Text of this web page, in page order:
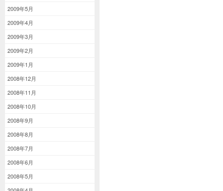
2009年5月
2009年4月
2009年3月
2009年2月
2009年1月
2008年12月
2008年11月
2008年10月
2008年9月
2008年8月
2008年7月
2008年6月
2008年5月